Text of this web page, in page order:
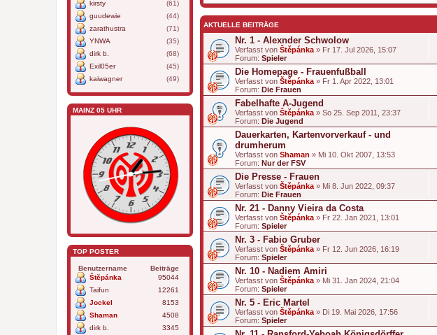
AKTUELLE BEITRÄGE
Nr. 1 - Alexnder Schwolow
Verfasst von Štěpánka » Fr 17. Jul 2026, 15:07
Forum: Spieler
Die Homepage - Frauenfußball
Verfasst von Štěpánka » Fr 1. Apr 2022, 13:01
Forum: Die Frauen
Fabelhafte A-Jugend
Verfasst von Štěpánka » So 25. Sep 2011, 23:37
Forum: Die Jugend
Dauerkarten, Kartenvorverkauf - und
drumherum
Verfasst von Shaman » Mi 10. Okt 2007, 13:53
Forum: Nur der FSV
Die Presse - Frauen
Verfasst von Štěpánka » Mi 8. Jun 2022, 09:37
Forum: Die Frauen
Nr. 21 - Danny Vieira da Costa
Verfasst von Štěpánka » Fr 22. Jan 2021, 13:01
Forum: Spieler
Nr. 3 - Fabio Gruber
Verfasst von Štěpánka » Fr 12. Jun 2026, 16:19
Forum: Spieler
Nr. 10 - Nadiem Amiri
Verfasst von Štěpánka » Mi 31. Jan 2024, 21:04
Forum: Spieler
Nr. 5 - Eric Martel
Verfasst von Štěpánka » Di 19. Mai 2026, 17:56
Forum: Spieler
kirsty
(61)
guudewie
(44)
zarathustra
(71)
YNWA
(35)
dirk b.
(68)
Exil05er
(45)
kaiwagner
(49)
MAINZ 05 UHR
TOP POSTER
Benutzername
Beiträge
Štěpánka
95044
Taifun
12261
Jockel
8153
Shaman
4508
dirk b.
3345